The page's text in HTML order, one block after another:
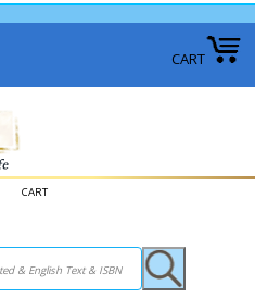
CART
CART